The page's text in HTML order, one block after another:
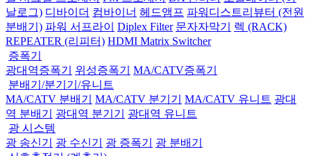
날로그) 디바이더 컴바이너 헤드앰프 파워디스트리뷰터 (전원
분배기) 파워 서프라이 Diplex Filter 문자자막기
렉 (RACK)
REPEATER (리피터) HDMI Matrix Switcher
증폭기
광대역증폭기
위성증폭기
MA/CATV증폭기
분배기/분기기/유니트
MA/CATV 분배기
MA/CATV 분기기 MA/CATV 유니트 광대
역 분배기
광대역 분기기
광대역 유니트
광 시스템
광 송신기
광 수신기 광 증폭기
광 분배기